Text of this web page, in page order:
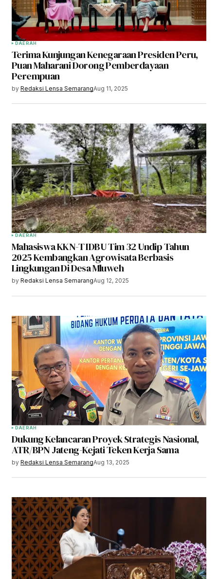
DAERAH
Terima Kunjungan Kenegaraan Presiden Peru,
Puan Maharani Dorong Pemberdayaan
Perempuan
by Redaksi Lensa SemarangAug 11, 2025
DAERAH
Mahasiswa KKN-T IDBU Tim 32 Undip Tahun
2025 Kembangkan Agrowisata Berbasis
Lingkungan Di Desa Mluweh
by Redaksi Lensa SemarangAug 12, 2025
DAERAH
Dukung Kelancaran Proyek Strategis Nasional,
ATR/BPN Jateng-Kejati Teken Kerja Sama
by Redaksi Lensa SemarangAug 13, 2025